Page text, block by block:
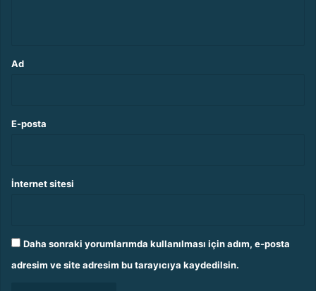
Ad
E-posta
İnternet sitesi
Daha sonraki yorumlarımda kullanılması için adım, e-posta
adresim ve site adresim bu tarayıcıya kaydedilsin.